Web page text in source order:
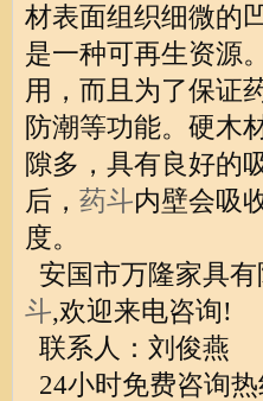
材表面组织细微的
是一种可再生资源
用，而且为了保证
防潮等功能。硬木
隙多，具有良好的
后， 药斗内壁会吸
度。
安国市万隆家具
斗,欢迎来电咨询!
联系人：刘俊燕
24小时免费咨询